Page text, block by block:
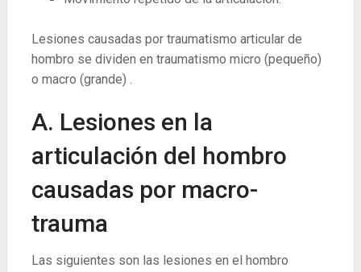
Lesiones causadas por traumatismo articular de
hombro se dividen en traumatismo micro (pequeño)
o macro (grande) .
A. Lesiones en la
articulación del hombro
causadas por macro-
trauma
Las siguientes son las lesiones en el hombro